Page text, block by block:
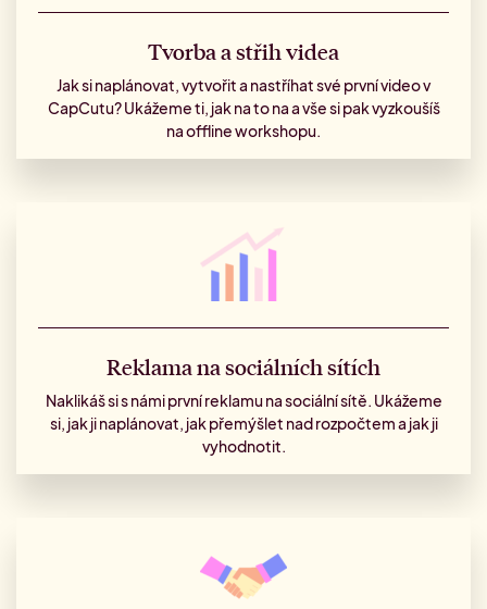
Tvorba a střih videa
Jak si naplánovat, vytvořit a nastříhat své první video v
CapCutu? Ukážeme ti, jak na to na a vše si pak vyzkoušíš
na offline workshopu.
Reklama na sociálních sítích
Naklikáš si s námi první reklamu na sociální sítě. Ukážeme
si, jak ji naplánovat, jak přemýšlet nad rozpočtem a jak ji
vyhodnotit.